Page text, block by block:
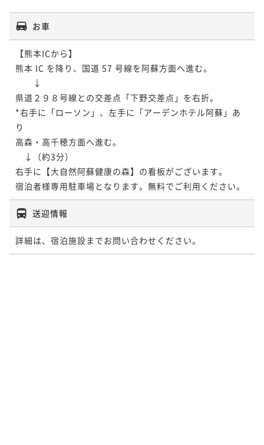
お車
【熊本ICから】
熊本 IC を降り、国道 57 号線を阿蘇方面へ進む。
↓
県道２９８号線との交差点「下野交差点」を右折。
*右手に「ローソン」、左手に「アーデンホテル阿蘇」あ
り
高森・高千穂方面へ進む。
↓（約3分）
右手に【大自然阿蘇健康の森】の看板がございます。
宿泊者様専用駐車場となります。無料でご利用ください。
送迎情報
詳細は、宿泊施設までお問い合わせください。